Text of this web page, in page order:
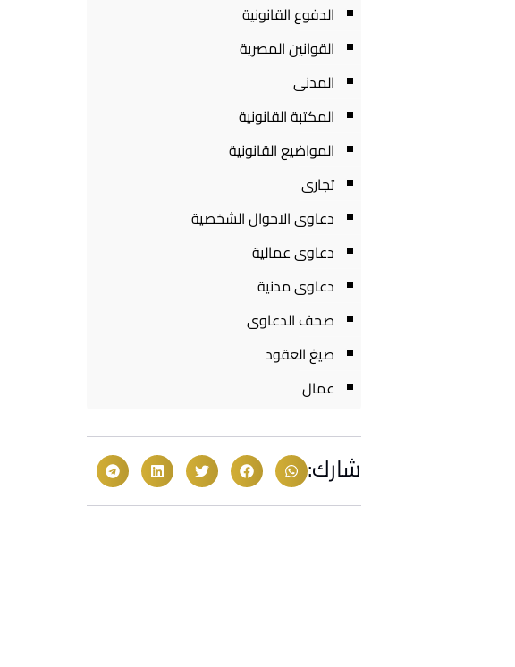
الدفوع القانونية
القوانين المصرية
المدنى
المكتبة القانونية
المواضيع القانونية
تجارى
دعاوى الاحوال الشخصية
دعاوى عمالية
دعاوى مدنية
صحف الدعاوى
صيغ العقود
عمال
شارك: